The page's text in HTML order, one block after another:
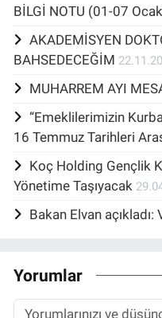
BİLGİ NOTU (01-07
AKADEMİSYEN
BAHSEDECEĞİM
MUHARREM AYI
“Emeklilerimizin
16 Temmuz Tarihleri
Koç Holding Gençlik
Yönetime Taşıyacak
Bakan Elvan
Yorumlar